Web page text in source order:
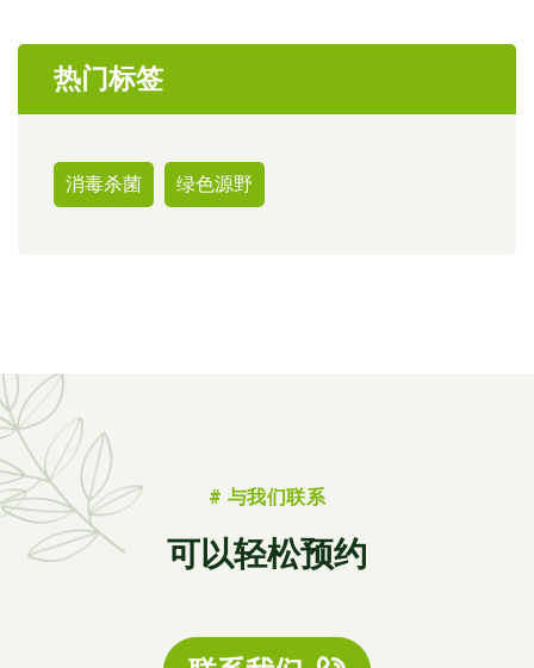
热门标签
消毒杀菌 绿色源野
# 与我们联系
可以轻松预约